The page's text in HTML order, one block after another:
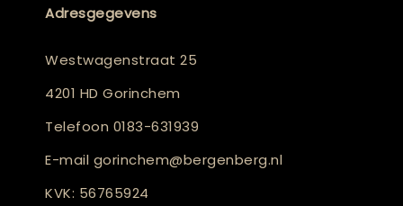
Adresgegevens
Westwagenstraat 25
4201 HD Gorinchem
Telefoon 0183-631939
E-mail gorinchem@bergenberg.nl
KVK: 56765924